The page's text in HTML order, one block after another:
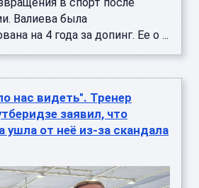
Валиева была
на 4 года за допинг. Ее о ...
нас видеть". Тренер
заявил, что
ушла от неё из-за скандала